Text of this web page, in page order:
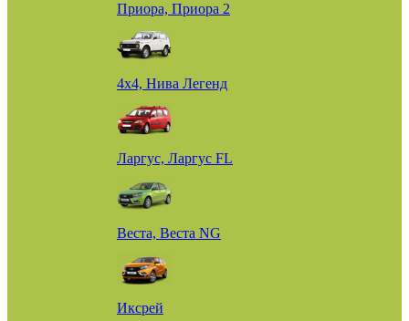
Приора, Приора 2
4х4, Нива Легенд
Ларгус, Ларгус FL
Веста, Веста NG
Иксрей